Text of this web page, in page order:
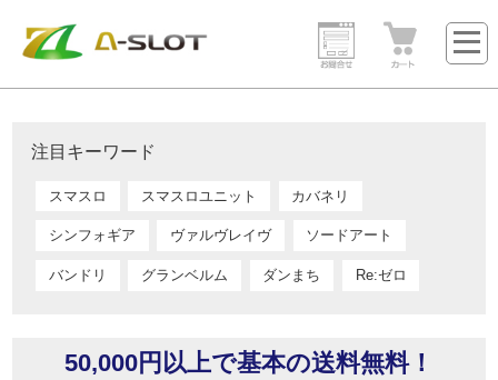
注目キーワード
スマスロ スマスロユニット カバネリ
シンフォギア ヴァルヴレイヴ ソードアート
バンドリ グランベルム ダンまち Re:ゼロ
50,000円以上で基本の送料無料！